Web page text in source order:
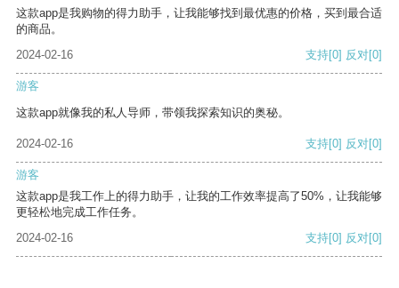
这款app是我购物的得力助手，让我能够找到最优惠的价格，买到最合适
的商品。
2024-02-16
支持[0] 反对[0]
游客
这款app就像我的私人导师，带领我探索知识的奥秘。
2024-02-16 支持[0] 反对[0]
游客
这款app是我工作上的得力助手，让我的工作效率提高了50%，让我能够
更轻松地完成工作任务。
2024-02-16
支持[0] 反对[0]